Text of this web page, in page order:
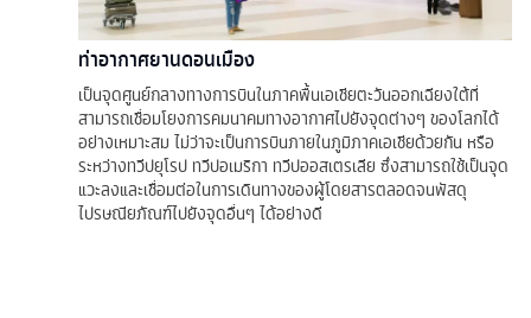
ท่าอากาศยานดอนเมือง
เป็นจุดศูนย์กลางทางการบินในภาคพื้นเอเชียตะวันออกเฉียงใต้ที่
สามารถเชื่อมโยงการคมนาคมทางอากาศไปยังจุดต่างๆ ของโลกได้
อย่างเหมาะสม ไม่ว่าจะเป็นการบินภายในภูมิภาคเอเชียด้วยกัน หรือ
ระหว่างทวีปยุโรป ทวีปอเมริกา ทวีปออสเตรเลีย ซึ่งสามารถใช้เป็นจุด
แวะลงและเชื่อมต่อในการเดินทางของผู้โดยสารตลอดจนพัสดุ
ไปรษณียภัณฑ์ไปยังจุดอื่นๆ ได้อย่างดี